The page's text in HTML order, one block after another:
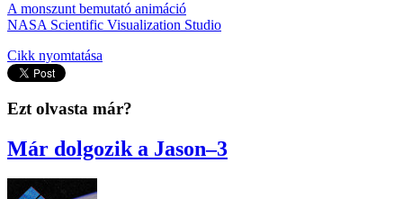
A monszunt bemutató animáció
NASA Scientific Visualization Studio
Cikk nyomtatása
Ezt olvasta már?
Már dolgozik a Jason–3